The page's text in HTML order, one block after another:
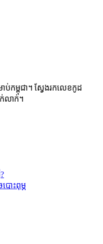
ម្ពុជា។ ស្វែងរកលេខកូដ
លាក់។
ះពុម្ភ